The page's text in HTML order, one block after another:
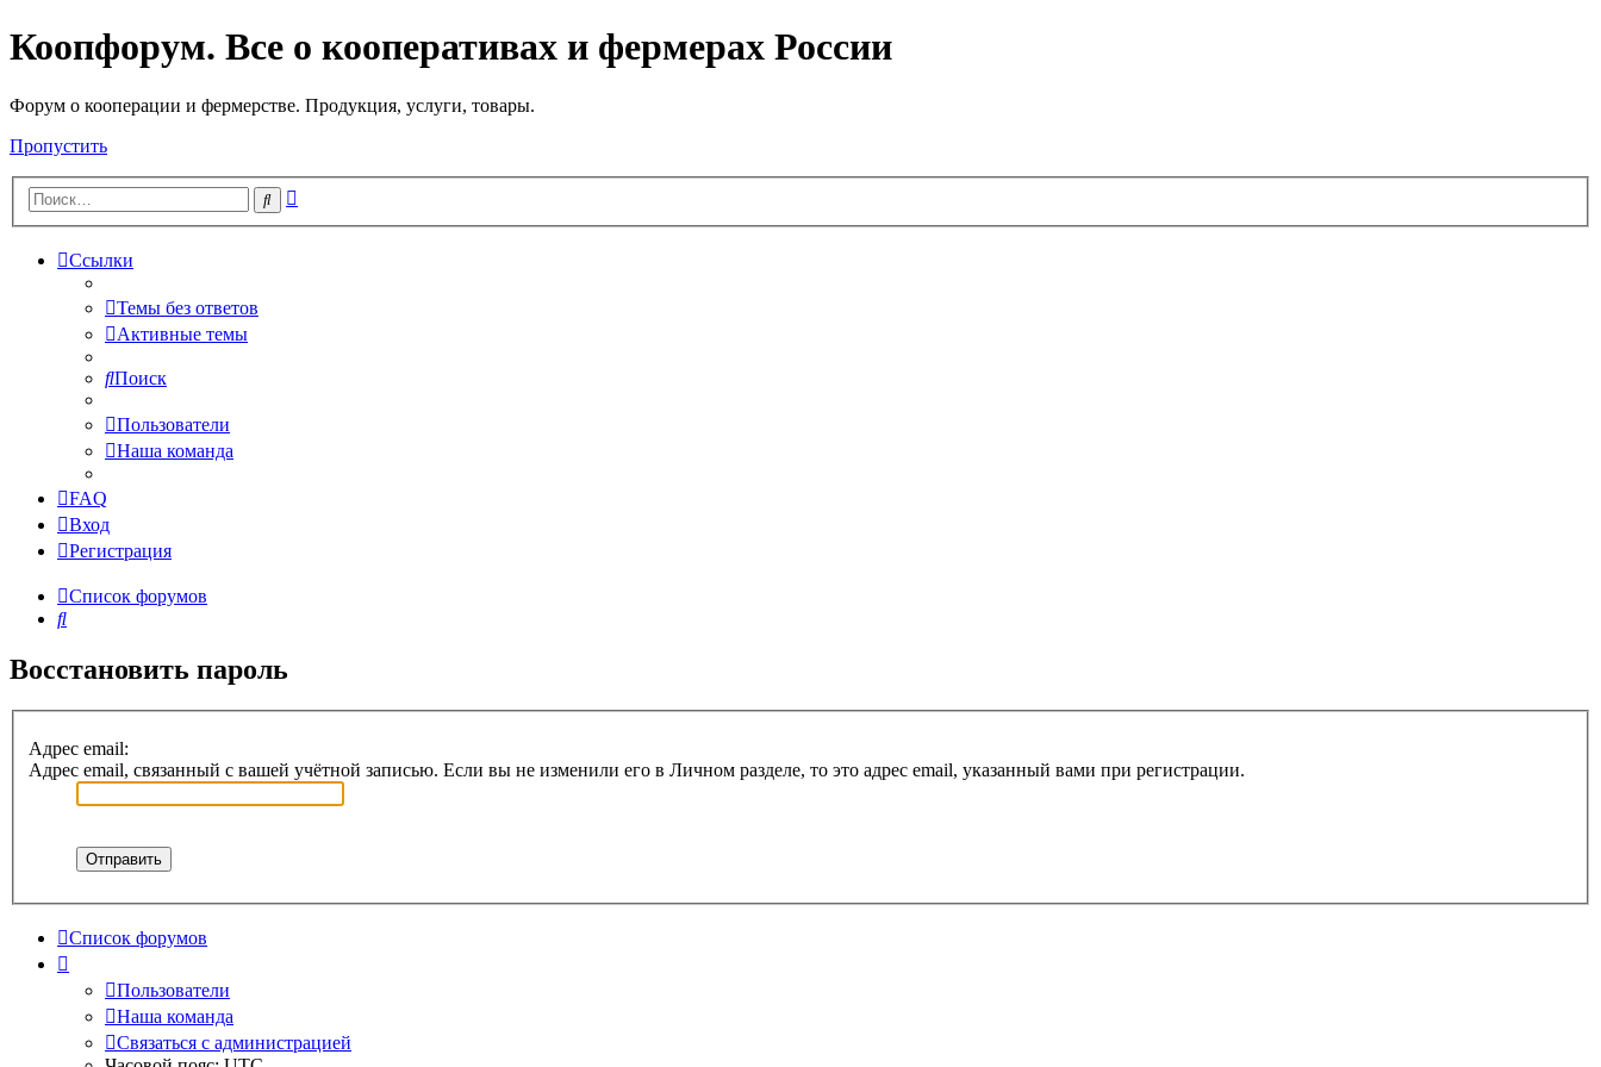
Коопфорум. Все о кооперативах и фермерах России
Форум о кооперации и фермерстве. Продукция, услуги, товары.
Пропустить
Поиск
Ссылки
Темы без ответов
Активные темы
Поиск
Пользователи
Наша команда
FAQ
Вход
Регистрация
Список форумов
Поиск
Восстановить пароль
Адрес email:
Адрес email, связанный с вашей учётной записью. Если вы не изменили его в Личном разделе, то это адрес email, указанный вами при регистрации.
Список форумов
Пользователи
Наша команда
Связаться с администрацией